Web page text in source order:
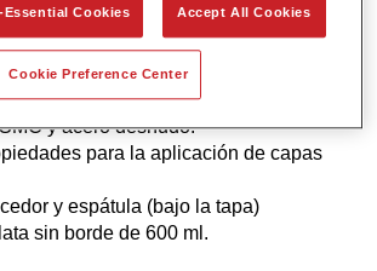
producto
a la mayoría de los plásticos rígidos,
y acero desnudo.
para la aplicación de capas
y espátula (bajo la tapa)
sin borde de 600 ml.
Essential Cookies Accept All Cookies
Cookie Preference Center